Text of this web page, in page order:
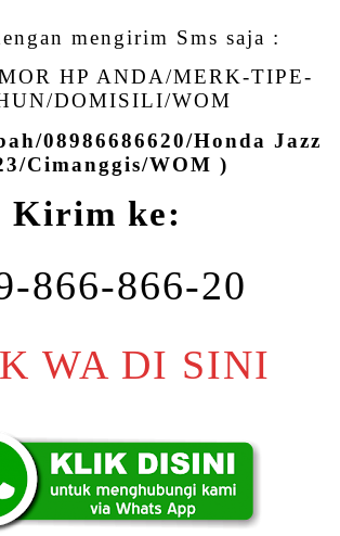
mengirim Sms saja :
HP ANDA/MERK-TIPE-
DOMISILI/WOM
08986686620/Honda Jazz
Cimanggis/WOM )
Kirim ke:
866-866-20
WA DI SINI